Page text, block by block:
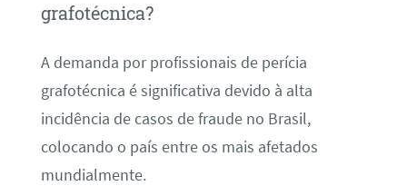
grafotécnica?
A demanda por profissionais de perícia
grafotécnica é significativa devido à alta
incidência de casos de fraude no Brasil,
colocando o país entre os mais afetados
mundialmente.